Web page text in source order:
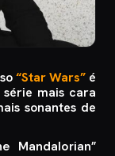
“Star Wars” é
série mais cara
sonantes de
Mandalorian”